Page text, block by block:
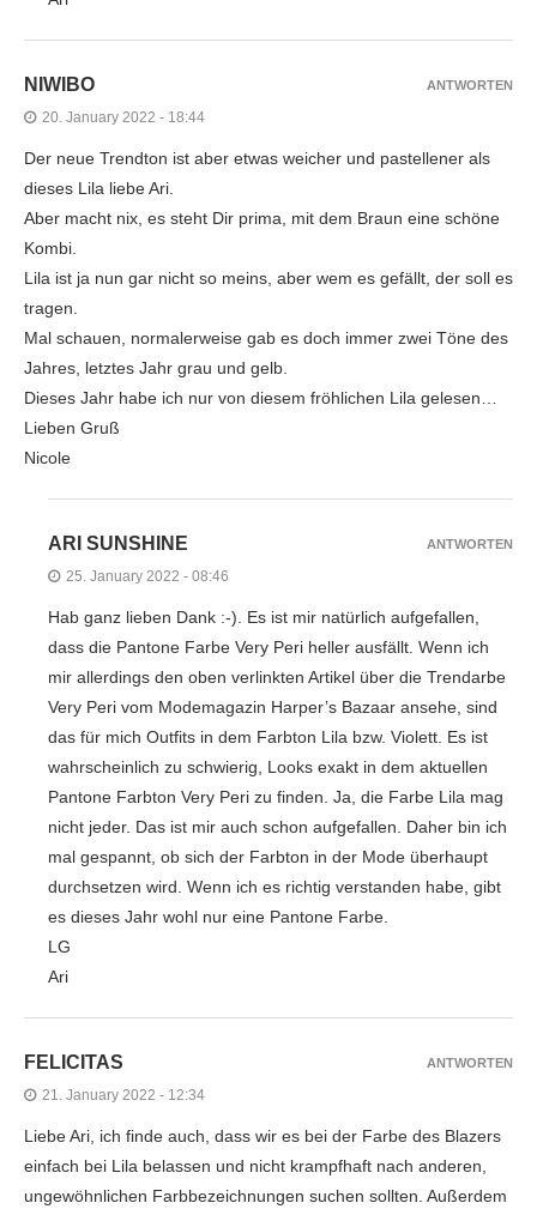
NIWIBO
20. January 2022 - 18:44
Der neue Trendton ist aber etwas weicher und pastellener als
dieses Lila liebe Ari.
Aber macht nix, es steht Dir prima, mit dem Braun eine schöne
Kombi.
Lila ist ja nun gar nicht so meins, aber wem es gefällt, der soll es
tragen.
Mal schauen, normalerweise gab es doch immer zwei Töne des
Jahres, letztes Jahr grau und gelb.
Dieses Jahr habe ich nur von diesem fröhlichen Lila gelesen…
Lieben Gruß
Nicole
ANTWORTEN
ARI SUNSHINE
25. January 2022 - 08:46
Hab ganz lieben Dank :-). Es ist mir natürlich aufgefallen,
dass die Pantone Farbe Very Peri heller ausfällt. Wenn ich
mir allerdings den oben verlinkten Artikel über die Trendarbe
Very Peri vom Modemagazin Harper’s Bazaar ansehe, sind
das für mich Outfits in dem Farbton Lila bzw. Violett. Es ist
wahrscheinlich zu schwierig, Looks exakt in dem aktuellen
Pantone Farbton Very Peri zu finden. Ja, die Farbe Lila mag
nicht jeder. Das ist mir auch schon aufgefallen. Daher bin ich
mal gespannt, ob sich der Farbton in der Mode überhaupt
durchsetzen wird. Wenn ich es richtig verstanden habe, gibt
es dieses Jahr wohl nur eine Pantone Farbe.
LG
Ari
ANTWORTEN
FELICITAS
21. January 2022 - 12:34
Liebe Ari, ich finde auch, dass wir es bei der Farbe des Blazers
einfach bei Lila belassen und nicht krampfhaft nach anderen,
ungewöhnlichen Farbbezeichnungen suchen sollten. Außerdem
ANTWORTEN